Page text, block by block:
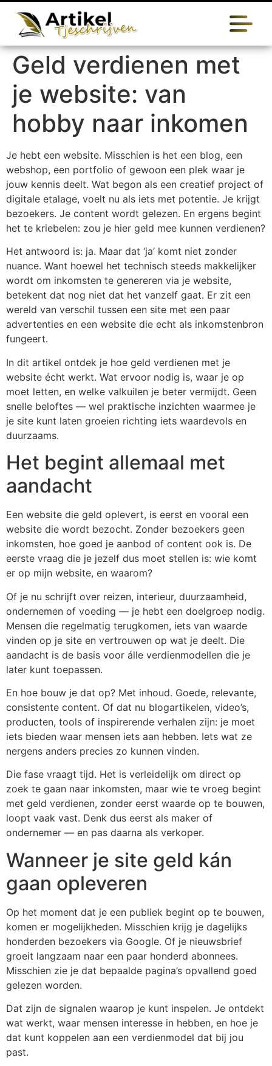
Geld verdienen met
je website: van
hobby naar inkomen
Je hebt een website. Misschien is het een blog, een
webshop, een portfolio of gewoon een plek waar je
jouw kennis deelt. Wat begon als een creatief project of
digitale etalage, voelt nu als iets met potentie. Je krijgt
bezoekers. Je content wordt gelezen. En ergens begint
het te kriebelen: zou je hier geld mee kunnen verdienen?
Het antwoord is: ja. Maar dat ‘ja’ komt niet zonder
nuance. Want hoewel het technisch steeds makkelijker
wordt om inkomsten te genereren via je website,
betekent dat nog niet dat het vanzelf gaat. Er zit een
wereld van verschil tussen een site met een paar
advertenties en een website die echt als inkomstenbron
fungeert.
In dit artikel ontdek je hoe geld verdienen met je
website écht werkt. Wat ervoor nodig is, waar je op
moet letten, en welke valkuilen je beter vermijdt. Geen
snelle beloftes — wel praktische inzichten waarmee je
je site kunt laten groeien richting iets waardevols en
duurzaams.
Het begint allemaal met
aandacht
Een website die geld oplevert, is eerst en vooral een
website die wordt bezocht. Zonder bezoekers geen
inkomsten, hoe goed je aanbod of content ook is. De
eerste vraag die je jezelf dus moet stellen is: wie komt
er op mijn website, en waarom?
Of je nu schrijft over reizen, interieur, duurzaamheid,
ondernemen of voeding — je hebt een doelgroep nodig.
Mensen die regelmatig terugkomen, iets van waarde
vinden op je site en vertrouwen op wat je deelt. Die
aandacht is de basis voor álle verdienmodellen die je
later kunt toepassen.
En hoe bouw je dat op? Met inhoud. Goede, relevante,
consistente content. Of dat nu blogartikelen, video’s,
producten, tools of inspirerende verhalen zijn: je moet
iets bieden waar mensen iets aan hebben. Iets wat ze
nergens anders precies zo kunnen vinden.
Die fase vraagt tijd. Het is verleidelijk om direct op
zoek te gaan naar inkomsten, maar wie te vroeg begint
met geld verdienen, zonder eerst waarde op te bouwen,
loopt vaak vast. Denk dus eerst als maker of
ondernemer — en pas daarna als verkoper.
Wanneer je site geld kán
gaan opleveren
Op het moment dat je een publiek begint op te bouwen,
komen er mogelijkheden. Misschien krijg je dagelijks
honderden bezoekers via Google. Of je nieuwsbrief
groeit langzaam naar een paar honderd abonnees.
Misschien zie je dat bepaalde pagina’s opvallend goed
gelezen worden.
Dat zijn de signalen waarop je kunt inspelen. Je ontdekt
wat werkt, waar mensen interesse in hebben, en hoe je
dat kunt koppelen aan een verdienmodel dat bij jou
past.